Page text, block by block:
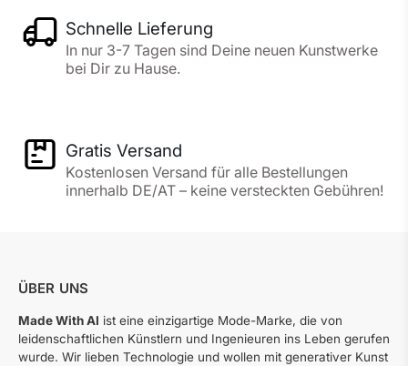
Schnelle Lieferung
In nur 3-7 Tagen sind Deine neuen Kunstwerke
bei Dir zu Hause.
Gratis Versand
Kostenlosen Versand für alle Bestellungen
innerhalb DE/AT – keine versteckten Gebühren!
ÜBER UNS
Made With AI ist eine einzigartige Mode-Marke, die von
leidenschaftlichen Künstlern und Ingenieuren ins Leben gerufen
wurde. Wir lieben Technologie und wollen mit generativer Kunst